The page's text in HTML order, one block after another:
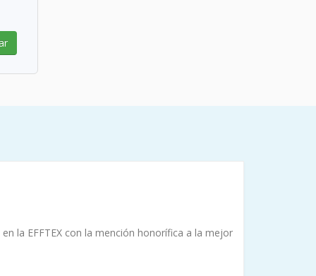
la EFFTEX con la mención honorífica a la mejor